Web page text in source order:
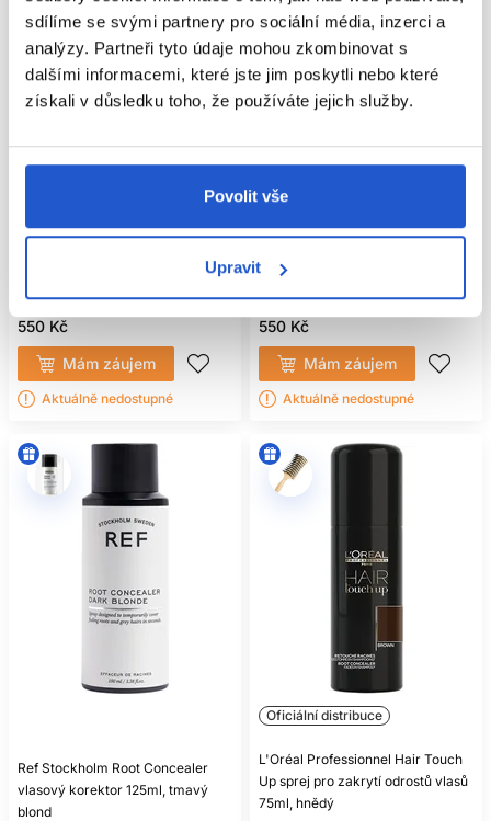
sdílíme se svými partnery pro sociální média, inzerci a
analýzy. Partneři tyto údaje mohou zkombinovat s
dalšími informacemi, které jste jim poskytli nebo které
získali v důsledku toho, že používáte jejich služby.
Povolit vše
Upravit
vlasový korektor 100ml, černý
Ostatní
550 Kč
Mám záujem
Aktuálně nedostupné
vlasový korektor 100ml, hnědý
Ref Stockholm
Ostatní
550 Kč
Mám záujem
Aktuálně nedostupné
Ref Stockholm Root Concealer
vlasový korektor 125ml, tmavý
blond
Oficiální distribuce
L'Oréal Professionnel Hair Touch
Up sprej pro zakrytí odrostů vlasů
75ml, hnědý